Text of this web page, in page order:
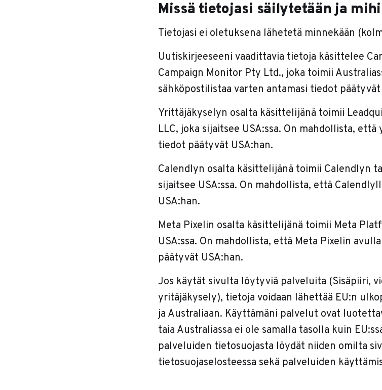
Missä tietojasi säilytetään ja
Tietojasi ei oletuksena lähetetä minnekään
Uutiskirjeeseeni vaadittavia tietoja käsittelee
Campaign Monitor Pty Ltd., joka toimii
sähköpostilistaa varten antamasi tiedot
Yrittäjäkyselyn osalta käsittelijänä toimii
LLC, joka sijaitsee USA:ssa. On mahdollista,
tiedot päätyvät USA:han.
Calendlyn osalta käsittelijänä toimii Calendlyn
sijaitsee USA:ssa. On mahdollista, että
USA:han.
Meta Pixelin osalta käsittelijänä toimii Meta
USA:ssa. On mahdollista, että Meta Pixelin
päätyvät USA:han.
Jos käytät sivulta löytyviä palveluita (Sisäpiiri,
yritäjäkysely), tietoja voidaan lähettää EU:n
ja Australiaan. Käyttämäni palvelut ovat
taia Australiassa ei ole samalla tasolla kuin
palveluiden tietosuojasta löydät niiden omilta
tietosuojaselosteessa sekä palveluiden